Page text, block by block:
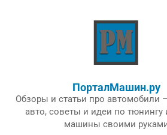
ПорталМашин.ру
Обзоры и статьи про автомобили
авто, советы и идеи по тюнингу
машины своими